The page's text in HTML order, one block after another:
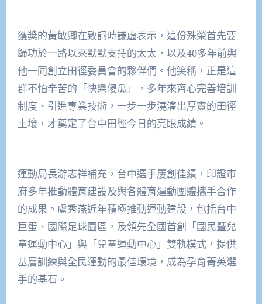
獲獎的黃敏卿在致詞時謙虛表示，這份殊榮首先要
歸功於一路以來默默支持的太太，以及40多年前與
他一同創立田徑委員會的夥伴們。他笑稱，正是這
群不怕辛苦的「快樂傻瓜」，多年來齊心完善培訓
制度、引進專業技術，一步一步澆灌出厚實的田徑
土壤，才奠定了台中田徑今日的亮眼成績。
運動局長游志祥補充，台中選手屢創佳績，印證市
府多年推動體育建設及與各體育運動團體攜手合作
的成果。盧秀燕近年積極推動運動建設，包括台中
巨蛋、國際足球園區，及領先全國首創「國民暨兒
童運動中心」與「兒童運動中心」雙軌模式，提供
基層訓練與全民運動的最佳環境，成為孕育菁英選
手的基石。